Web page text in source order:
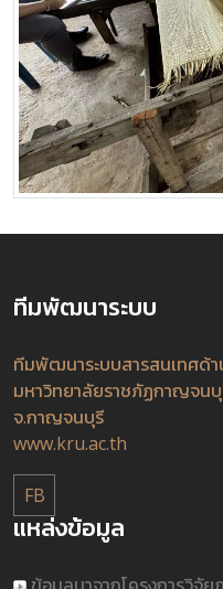
ทีมพัฒนาระบบ
ทีมพัฒนาระบบสารสนเทศด้
มหาวิทยาลัยราชภัฏกาญจนบุ
จ.กาญจนบุรี
www.kru.ac.th
FB
แหล่งข้อมูล